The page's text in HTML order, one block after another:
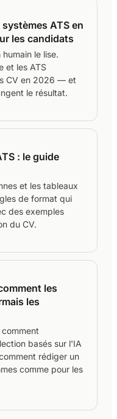
ATS en
les candidats
le lise.
et les ATS
CV en 2026 — et
le résultat.
: le guide
et les tableaux
de format qui
des exemples
du CV.
les
les
basés sur l'IA
rédiger un
comme pour les